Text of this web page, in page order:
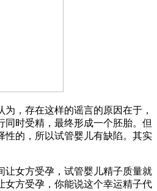
，存在这样的谣言的原因在于，
同时受精，最终形成一个胚胎。但
性的，所以试管婴儿有缺陷。其实
让女方受孕，试管婴儿精子质量就
女方受孕，你能说这个幸运精子代